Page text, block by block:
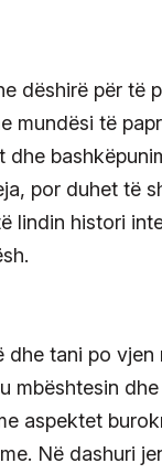
dëshirë për të
mundësi të
dhe
por duhet të
lindin histori
dhe tani po
mbështesin
aspektet
Në dashuri